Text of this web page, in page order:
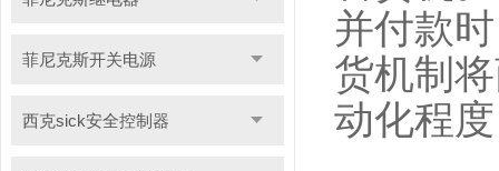
菲尼克斯开关电源
西克sick安全控制器
并付款
货机制
动化程